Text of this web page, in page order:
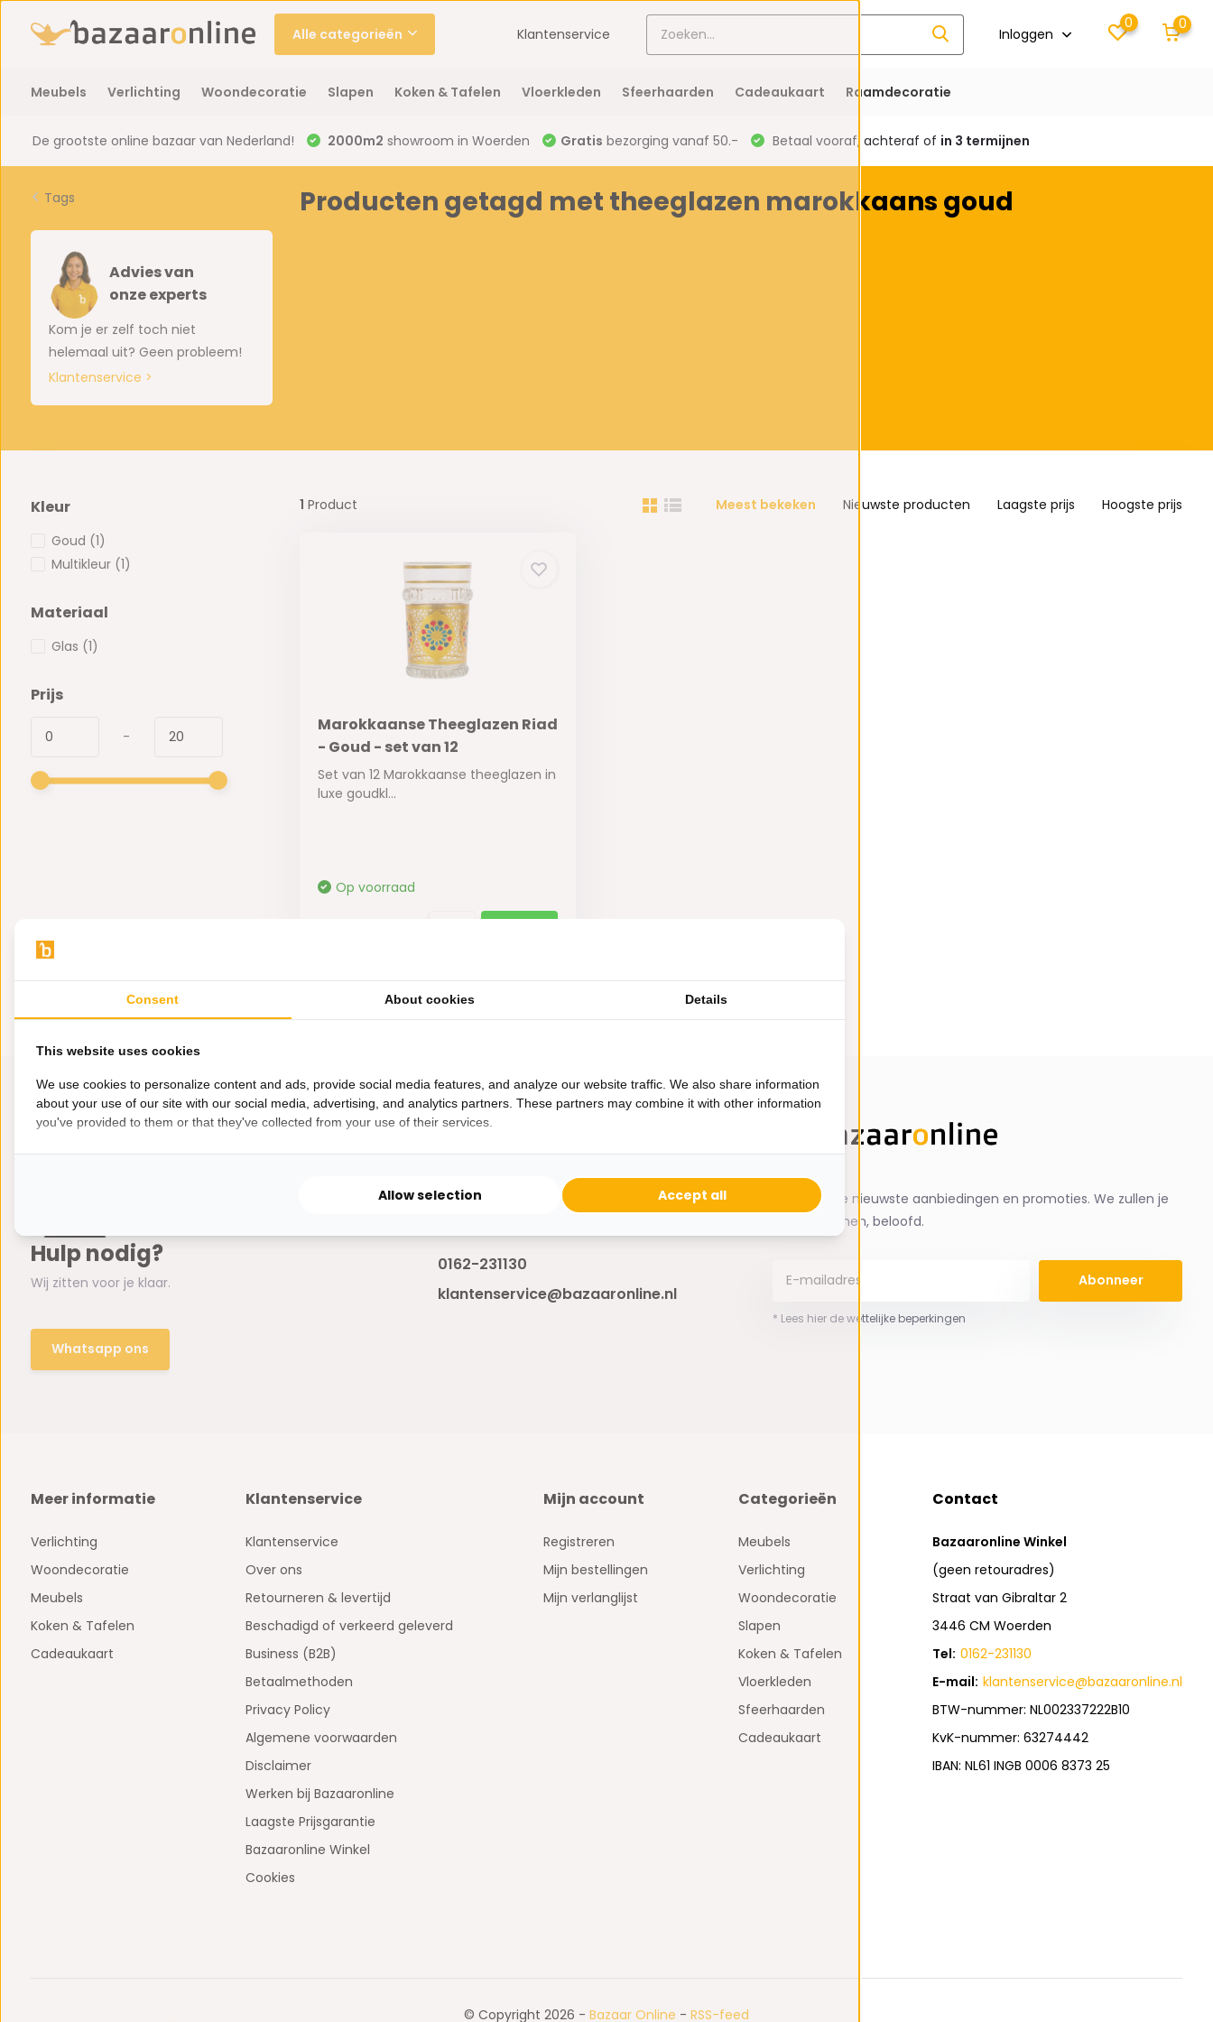
Alle categorieën Klantenservice Inloggen
0 0
Meubels Verlichting Woondecoratie Slapen Koken & Tafelen Vloerkleden Sfeerhaarden Cadeaukaart Raamdecoratie
De grootste online bazaar van Nederland! 2000m2 showroom in Woerden Gratis bezorging vanaf 50.- Betaal vooraf, achteraf of in 3 termijnen
Tags
Advies van
onze experts
Kom je er zelf toch niet
helemaal uit? Geen probleem!
Klantenservice >
Producten getagd met theeglazen marokkaans goud
Kleur
Goud (1)
Multikleur (1)
Materiaal
Glas (1)
Prijs
-
1 Product Meest bekeken Nieuwste producten Laagste prijs Hoogste prijs
Marokkaanse Theeglazen Riad
- Goud - set van 12
Set van 12 Marokkaanse theeglazen in
luxe goudkl...
Op voorraad
Hulp nodig?
Wij zitten voor je klaar.
Whatsapp ons
Heb je een vraag?
Bereikbaar van ma - vr 10:00 tot 17:00
0162-231130
klantenservice@bazaaronline.nl
Ontvang de nieuwste aanbiedingen en promoties. We zullen je
niet spammen, beloofd.
Abonneer
* Lees hier de wettelijke beperkingen
Meer informatie
Verlichting
Woondecoratie
Meubels
Koken & Tafelen
Cadeaukaart
Klantenservice
Klantenservice
Over ons
Retourneren & levertijd
Beschadigd of verkeerd geleverd
Business (B2B)
Betaalmethoden
Privacy Policy
Algemene voorwaarden
Disclaimer
Werken bij Bazaaronline
Laagste Prijsgarantie
Bazaaronline Winkel
Cookies
Mijn account
Registreren
Mijn bestellingen
Mijn verlanglijst
Categorieën
Meubels
Verlichting
Woondecoratie
Slapen
Koken & Tafelen
Vloerkleden
Sfeerhaarden
Cadeaukaart
Contact
Bazaaronline Winkel
(geen retouradres)
Straat van Gibraltar 2
3446 CM Woerden
Tel: 0162-231130
E-mail: klantenservice@bazaaronline.nl
BTW-nummer: NL002337222B10
KvK-nummer: 63274442
IBAN: NL61 INGB 0006 8373 25
© Copyright 2026 - Bazaar Online - RSS-feed
Consent About cookies Details
This website uses cookies
We use cookies to personalize content and ads, provide social media features, and analyze our website traffic. We also share information
about your use of our site with our social media, advertising, and analytics partners. These partners may combine it with other information
you've provided to them or that they've collected from your use of their services.
Allow selection Accept all